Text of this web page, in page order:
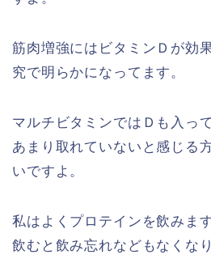
筋肉増強にはビタミンＤが効
究で明らかになってます。
マルチビタミンではＤも入っ
あまり取れていないと感じる
いですよ。
私はよくプロテインを飲みま
飲むと飲み忘れなどもなくな